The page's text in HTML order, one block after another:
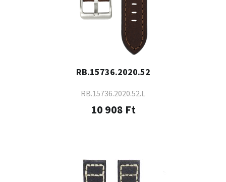
RB.15736.2020.52
RB.15736.2020.52.L
10 908 Ft